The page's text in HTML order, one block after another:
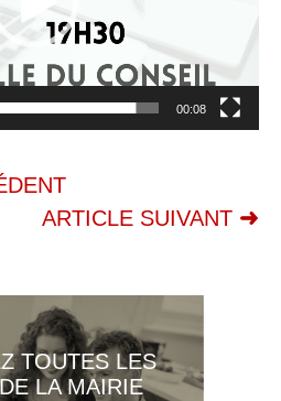
00:08
ARTICLE SUIVANT
TOUTES LES
LA MAIRIE